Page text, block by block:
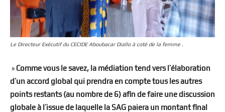
Le Directeur Exécutif du CECIDE Aboubacar Diallo à coté de la femme .
» Comme vous le savez, la médiation tend vers l’élaboration
d’un accord global qui prendra en compte tous les autres
points restants (au nombre de 6) afin de faire une discussion
globale à l’issue de laquelle la SAG paiera un montant final